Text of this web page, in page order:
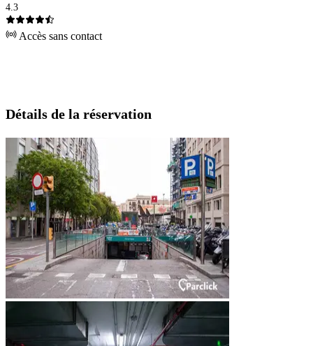
4.3
Accès sans contact
Détails de la réservation